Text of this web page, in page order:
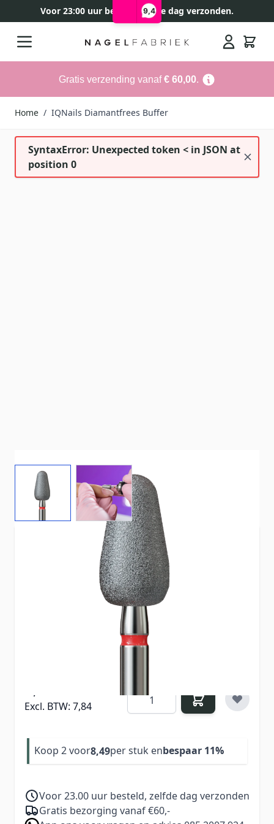
9,4
Voor 23:00 uur besteld, zelfde dag verzonden.
Gratis verzending vanaf€ 60,00.
Home / IQNails Diamantfrees Buffer
SyntaxError: Unexpected token < in JSON at
position 0
View larger imageView larger image
Diamant bufferfrees met fijne gradatie (rode
ring) voor zacht en gecontroleerd polijsten van
nagels en huid. Ideaal voor manicure en
pedicure, inclusief het verwijderen van eelt en
het gladmaken van cuticles.
Excl. BTW: 7,84
Aantal
Koop 2 voor8,49per stuk enbespaar 11%
Voor 23.00 uur besteld, zelfde dag verzonden
Gratis bezorging vanaf €60,-